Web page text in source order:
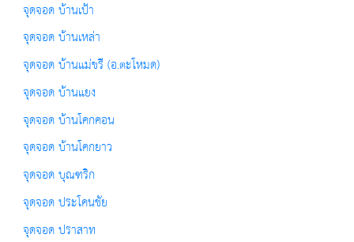
จุดจอด บ้านเป้า
จุดจอด บ้านเหล่า
จุดจอด บ้านแม่ขรี (อ.ตะโหมด)
จุดจอด บ้านแยง
จุดจอด บ้านโคกคอน
จุดจอด บ้านโคกยาว
จุดจอด บุณฑริก
จุดจอด ประโคนชัย
จุดจอด ปราสาท